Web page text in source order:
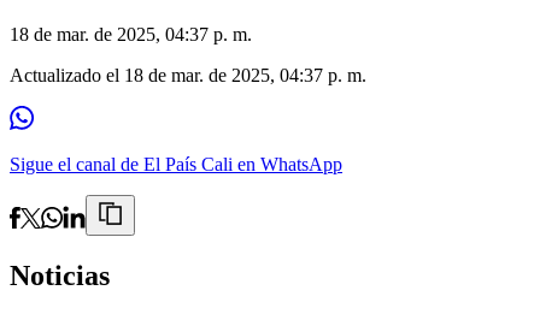
18 de mar. de 2025, 04:37 p. m.
Actualizado el 18 de mar. de 2025, 04:37 p. m.
Sigue el canal de El País Cali en WhatsApp
Noticias